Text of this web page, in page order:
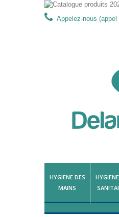
Appelez-nous
HYGIENE DES
MAINS